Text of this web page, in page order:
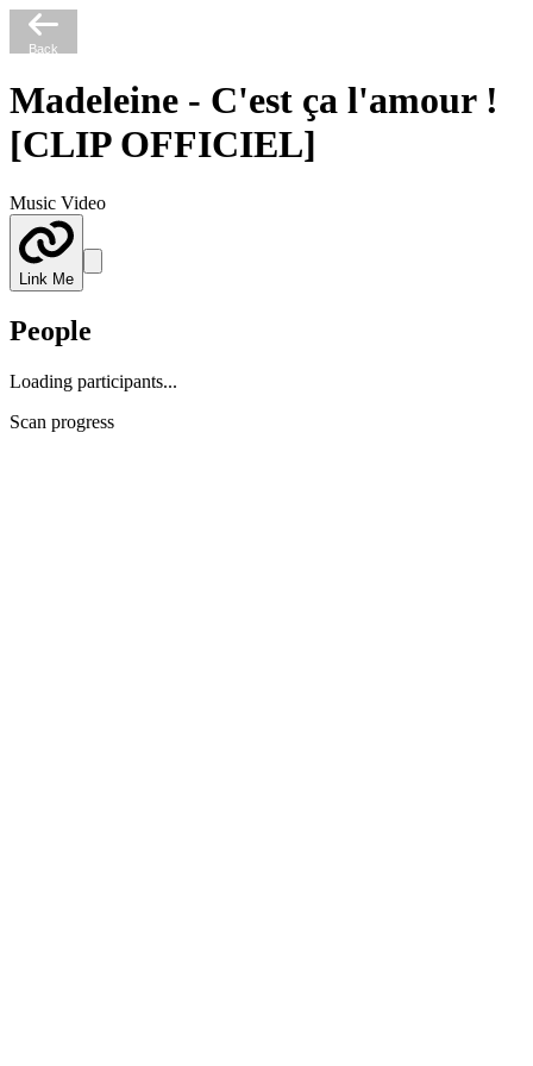
Back
Madeleine - C'est ça l'amour !
[CLIP OFFICIEL]
Music Video
Link Me
People
Loading participants...
Scan progress